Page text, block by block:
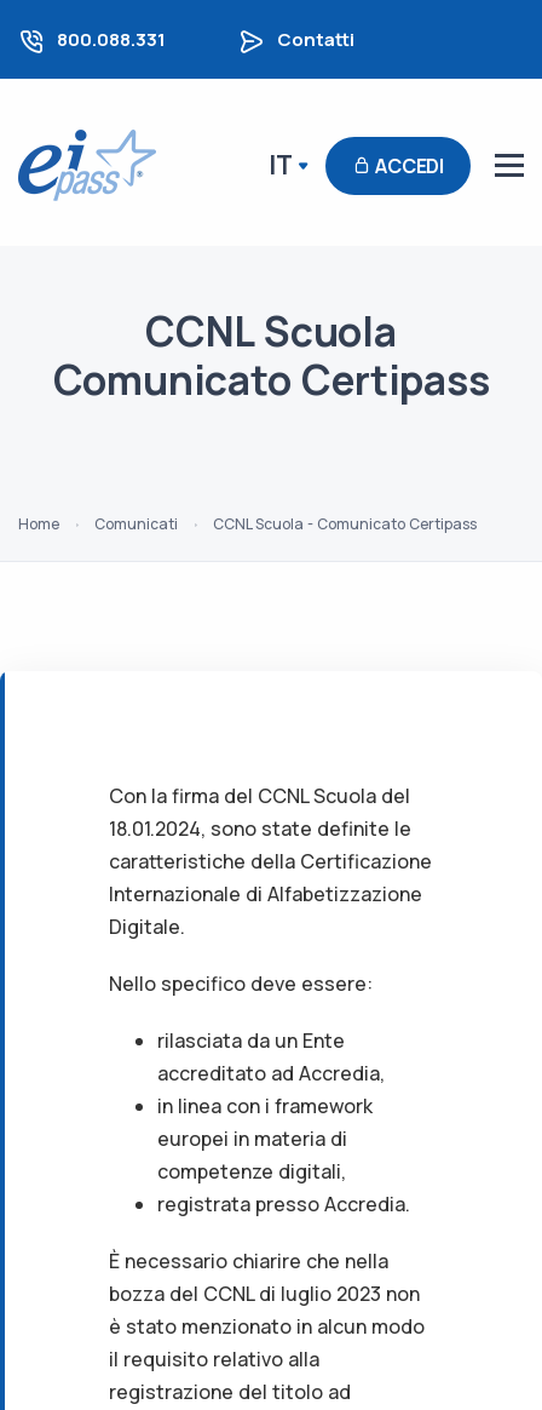
800.088.331 Contatti
IT ACCEDI
CCNL Scuola
Comunicato Certipass
Home Comunicati CCNL Scuola - Comunicato Certipass
Con la firma del CCNL Scuola del
18.01.2024, sono state definite le
caratteristiche della Certificazione
Internazionale di Alfabetizzazione
Digitale.
Nello specifico deve essere:
rilasciata da un Ente
accreditato ad Accredia,
in linea con i framework
europei in materia di
competenze digitali,
registrata presso Accredia.
È necessario chiarire che nella
bozza del CCNL di luglio 2023 non
è stato menzionato in alcun modo
il requisito relativo alla
registrazione del titolo ad